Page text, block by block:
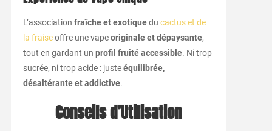
L’association fraîche et exotiquedu cactus et de
la fraiseoffre une vapeoriginale et dépaysante,
tout en gardant un profil fruité accessible. Ni trop
sucrée, ni trop acide : justeéquilibrée,
désaltérante et addictive.
Conseils d’Utilisation